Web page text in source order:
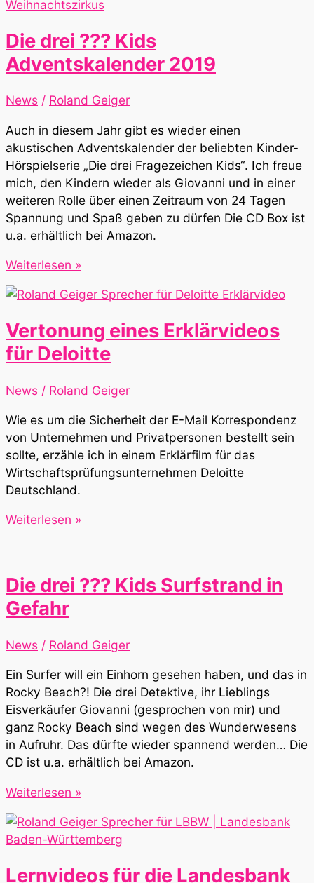
der
AG
Die drei ??? Kids
Adventskalender 2019
News / Roland Geiger
Auch in diesem Jahr gibt es wieder einen
akustischen Adventskalender der beliebten Kinder-
Hörspielserie „Die drei Fragezeichen Kids“. Ich freue
mich, den Kindern wieder als Giovanni und in einer
weiteren Rolle über einen Zeitraum von 24 Tagen
Spannung und Spaß geben zu dürfen Die CD Box ist
u.a. erhältlich bei Amazon.
Die
???
Adventskalender
2019
Weiterlesen »
Vertonung eines Erklärvideos
für Deloitte
News / Roland Geiger
Wie es um die Sicherheit der E-Mail Korrespondenz
von Unternehmen und Privatpersonen bestellt sein
sollte, erzähle ich in einem Erklärfilm für das
Wirtschaftsprüfungsunternehmen Deloitte
Deutschland.
Vertonung
Deloitte
Weiterlesen »
Die drei ??? Kids Surfstrand in
Gefahr
News / Roland Geiger
Ein Surfer will ein Einhorn gesehen haben, und das in
Rocky Beach?! Die drei Detektive, ihr Lieblings
Eisverkäufer Giovanni (gesprochen von mir) und
ganz Rocky Beach sind wegen des Wunderwesens
in Aufruhr. Das dürfte wieder spannend werden… Die
CD ist u.a. erhältlich bei Amazon.
Die
???
Kids
in
Weiterlesen »
Lernvideos für die Landesbank